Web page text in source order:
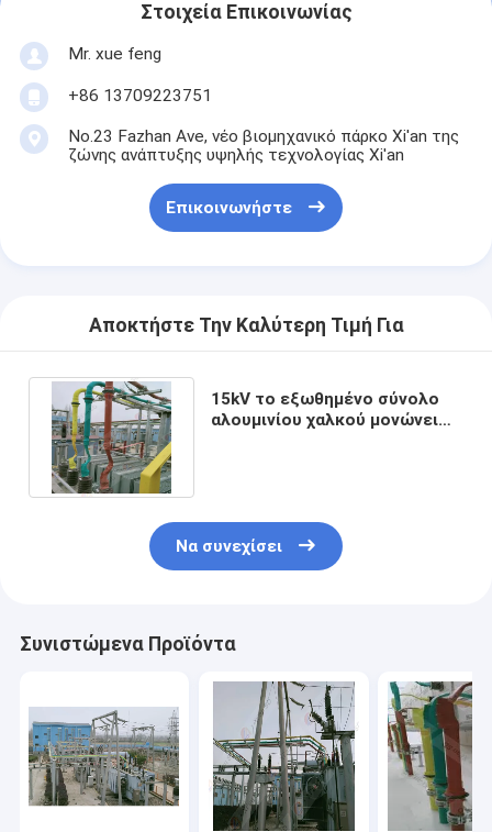
Στοιχεία Επικοινωνίας
Mr. xue feng
+86 13709223751
No.23 Fazhan Ave, νέο βιομηχανικό πάρκο Xi'an της
ζώνης ανάπτυξης υψηλής τεχνολογίας Xi'an
Επικοινωνήστε
Αποκτήστε Την Καλύτερη Τιμή Για
15kV το εξωθημένο σύνολο
αλουμινίου χαλκού μονώνει
Να συνεχίσει
Συνιστώμενα Προϊόντα